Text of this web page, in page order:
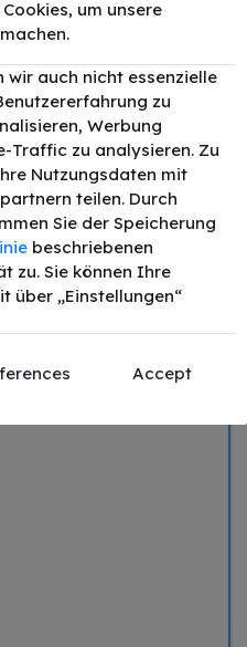
um unsere
wir auch nicht essenzielle
zu
Werbung
Traffic zu analysieren. Zu
Nutzungsdaten mit
teilen. Durch
Sie der Speicherung
beschriebenen
zu. Sie können Ihre
über „Einstellungen“
Accept